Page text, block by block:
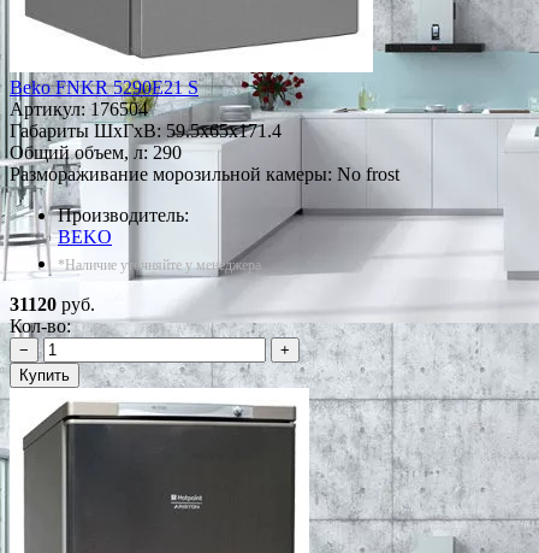
Beko FNKR 5290E21 S
Артикул: 176504
Габариты ШxГxВ: 59.5x65x171.4
Общий объем, л: 290
Размораживание морозильной камеры: No frost
Производитель:
BEKO
*Наличие уточняйте у менеджера
31120 руб.
Кол-во:
−
+
Купить